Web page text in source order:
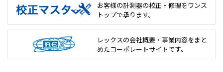
お客様の計測器の校正・修理をワンス
トップで承ります。
レックスの会社概要・事業内容をまと
めたコーポレートサイトです。